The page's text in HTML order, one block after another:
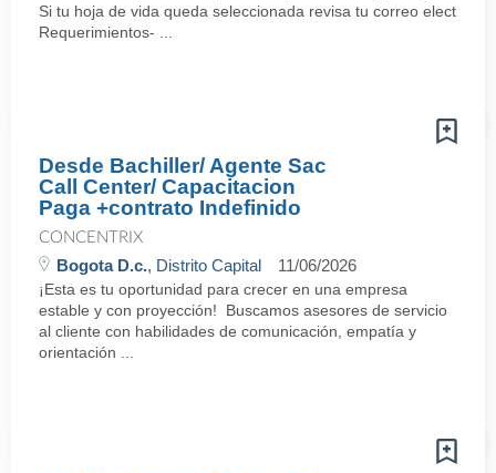
Si tu hoja de vida queda seleccionada revisa tu correo
Requerimientos- ...
Desde Bachiller/ Agente Sac
Call Center/ Capacitacion
Paga +contrato Indefinido
CONCENTRIX
Bogota D.c., Distrito Capital 11/06/2026
¡Esta es tu oportunidad para crecer en una empresa
estable y con proyección! Buscamos asesores de servicio
al cliente con habilidades de comunicación, empatía y
orientación ...